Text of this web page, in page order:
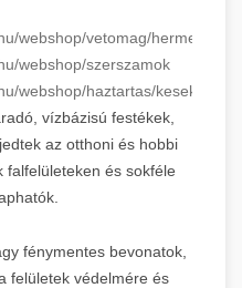
webshop/vetomag/hermes
webshop/szerszamok
webshop/haztartas/kesek
vízbázisú festékek,
az otthoni és hobbi
falfelületeken és sokféle
fénymentes bevonatok,
felületek védelmére és